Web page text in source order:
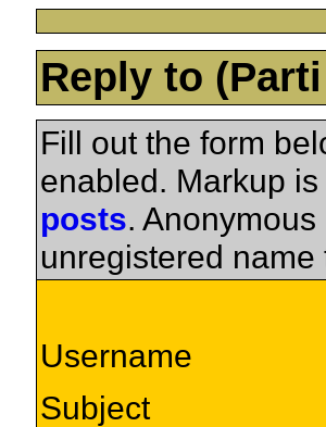
Reply to
Fill out the form
enabled. Markup
posts.
unregistered name
Username
Subject